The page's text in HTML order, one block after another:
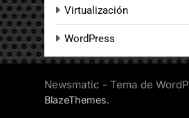
Virtualización
WordPress
Newsmatic - Tema de
BlazeThemes.